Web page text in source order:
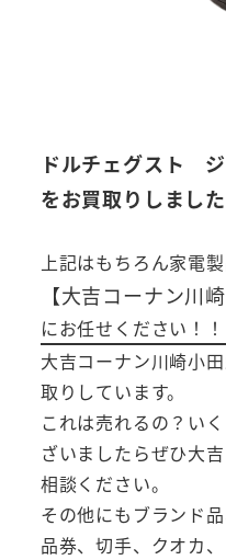
ドルチェグスト
をお買取りしました
上記はもちろん家電
【大吉コーナン川
にお任せください！！
大吉コーナン川崎小
取りしています。
これは売れるの？い
ざいましたらぜひ大
相談ください。
その他にもブランド
品券、切手、クオカ、